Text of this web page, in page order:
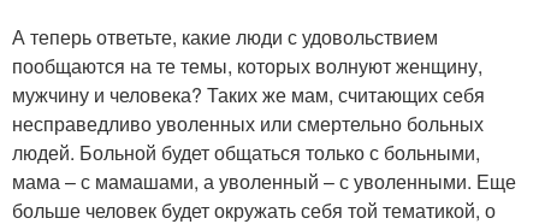
А теперь ответьте, какие люди с удовольствием
пообщаются на те темы, которых волнуют женщину,
мужчину и человека? Таких же мам, считающих себя
несправедливо уволенных или смертельно больных
людей. Больной будет общаться только с больными,
мама – с мамашами, а уволенный – с уволенными. Еще
больше человек будет окружать себя той тематикой, о